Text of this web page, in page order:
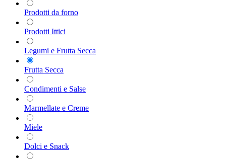
Prodotti da forno
Prodotti Ittici
Legumi e Frutta Secca
Frutta Secca
Condimenti e Salse
Marmellate e Creme
Miele
Dolci e Snack